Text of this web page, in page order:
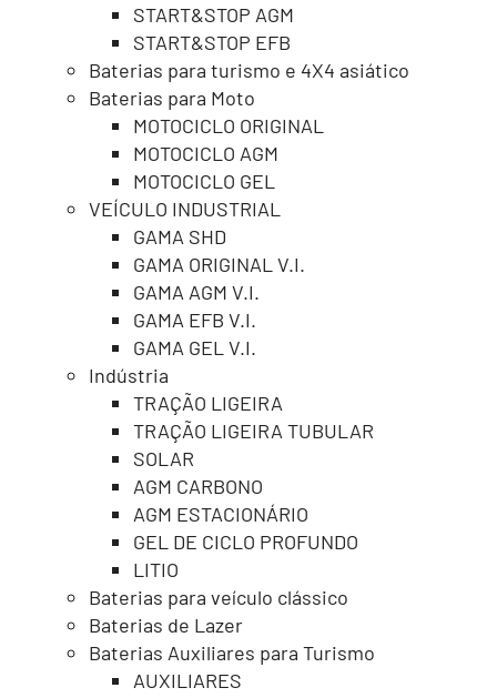
START&STOP AGM
START&STOP EFB
Baterias para turismo e 4X4 asiático
Baterias para Moto
MOTOCICLO ORIGINAL
MOTOCICLO AGM
MOTOCICLO GEL
VEÍCULO INDUSTRIAL
GAMA SHD
GAMA ORIGINAL V.I.
GAMA AGM V.I.
GAMA EFB V.I.
GAMA GEL V.I.
Indústria
TRAÇÃO LIGEIRA
TRAÇÃO LIGEIRA TUBULAR
SOLAR
AGM CARBONO
AGM ESTACIONÁRIO
GEL DE CICLO PROFUNDO
LITIO
Baterias para veículo clássico
Baterias de Lazer
Baterias Auxiliares para Turismo
AUXILIARES